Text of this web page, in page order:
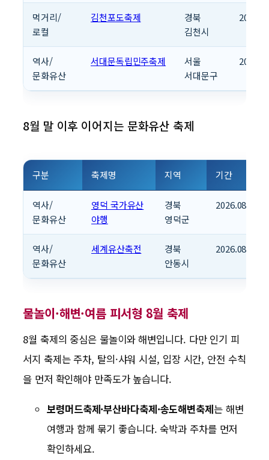
먹거리/
로컬
김천포도축제
경북
김천시
역사/
문화유산
서대문독립민주축제
서울
서대문구
8월 말 이후 이어지는 문화유산 축제
구분 축제명 지역 기간
역사/
문화유산
영덕 국가유산
야행
경북
영덕군
역사/
문화유산
세계유산축전
경북
안동시
물놀이·해변·여름 피서형 8월 축제
8월 축제의 중심은 물놀이와 해변입니다. 다만 인기 피
서지 축제는 주차, 탈의·샤워 시설, 입장 시간, 안전 수칙
을 먼저 확인해야 만족도가 높습니다.
보령머드축제·부산바다축제·송도해변축제는 해변
여행과 함께 묶기 좋습니다. 숙박과 주차를 먼저
확인하세요.